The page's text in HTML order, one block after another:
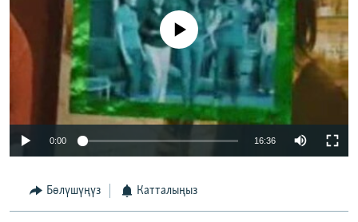
No media source currently available
0:00 16:36
Бөлүшүңүз Катталыңыз